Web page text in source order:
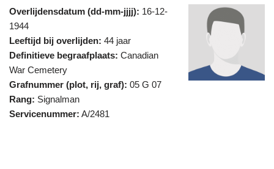
Overlijdensdatum (dd-mm-jjjj): 16-12-
1944
Leeftijd bij overlijden: 44 jaar
Definitieve begraafplaats: Canadian
War Cemetery
Grafnummer (plot, rij, graf): 05 G 07
Rang: Signalman
Servicenummer: A/2481